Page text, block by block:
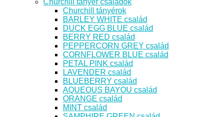
Churchill tányérok
BARLEY WHITE család
DUCK EGG BLUE család
BERRY RED család
PEPPERCORN GREY család
CORNFLOWER BLUE család
PETAL PINK család
LAVENDER család
BLUEBERRY család
AQUEOUS BAYOU család
ORANGE család
MINT család